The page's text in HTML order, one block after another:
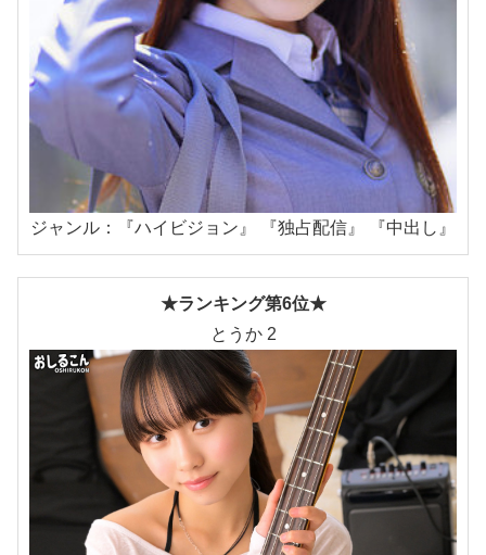
ジャンル：『ハイビジョン』 『独占配信』 『中出し』
★ランキング第6位★
とうか 2